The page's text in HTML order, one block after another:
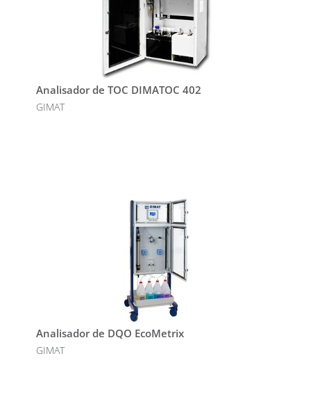
Analisador de TOC DIMATOC 402
GIMAT
Analisador de DQO EcoMetrix
GIMAT